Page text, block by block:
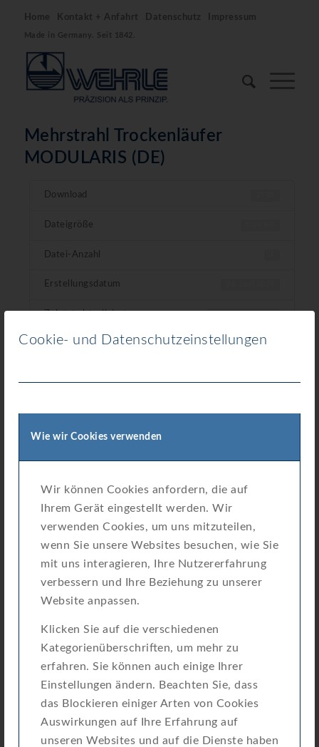
Cookie- und Datenschutzeinstellungen
Wie wir Cookies verwenden
Wir können Cookies anfordern, die auf
Ihrem Gerät eingestellt werden. Wir
verwenden Cookies, um uns mitzuteilen,
wenn Sie unsere Websites besuchen, wie Sie
mit uns interagieren, Ihre Nutzererfahrung
verbessern und Ihre Beziehung zu unserer
Website anpassen.
Klicken Sie auf die verschiedenen
Kategorienüberschriften, um mehr zu
erfahren. Sie können auch einige Ihrer
Einstellungen ändern. Beachten Sie, dass
das Blockieren einiger Arten von Cookies
Auswirkungen auf Ihre Erfahrung auf
unseren Websites und auf die Dienste haben
Home Kontakt + Anfahrt Datenschutz Impressum
Made in Germany. Seit 1842.
Mehrstrahl Trockenläufer
MODULARIS (DE)
Download
Dateigröße
Datei-Anzahl
Erstellungsdatum
Datenblatt MT-HWX_2025-10-15
0 KB
Download